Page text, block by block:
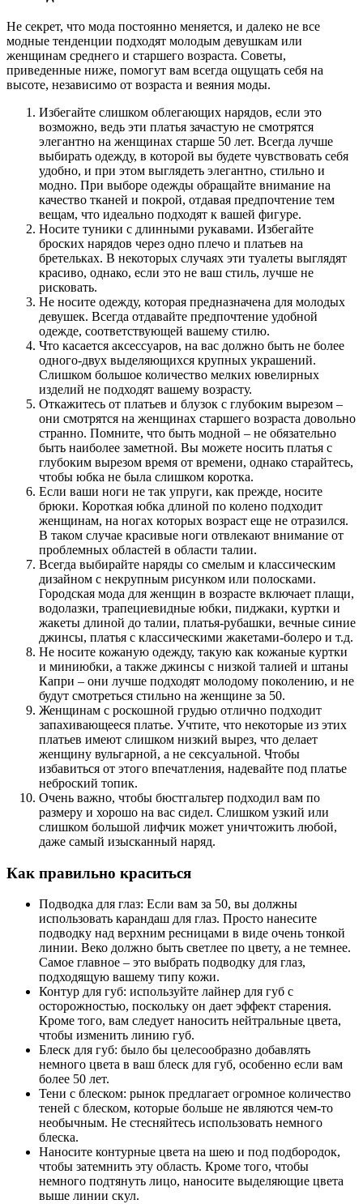
Не секрет, что мода постоянно меняется, и далеко не все
модные тенденции подходят молодым девушкам или
женщинам среднего и старшего возраста. Советы,
приведенные ниже, помогут вам всегда ощущать себя на
высоте, независимо от возраста и веяния моды.
Избегайте слишком облегающих нарядов, если это
возможно, ведь эти платья зачастую не смотрятся
элегантно на женщинах старше 50 лет. Всегда лучше
выбирать одежду, в которой вы будете чувствовать себя
удобно, и при этом выглядеть элегантно, стильно и
модно. При выборе одежды обращайте внимание на
качество тканей и покрой, отдавая предпочтение тем
вещам, что идеально подходят к вашей фигуре.
Носите туники с длинными рукавами. Избегайте
броских нарядов через одно плечо и платьев на
бретельках. В некоторых случаях эти туалеты выглядят
красиво, однако, если это не ваш стиль, лучше не
рисковать.
Не носите одежду, которая предназначена для молодых
девушек. Всегда отдавайте предпочтение удобной
одежде, соответствующей вашему стилю.
Что касается аксессуаров, на вас должно быть не более
одного-двух выделяющихся крупных украшений.
Слишком большое количество мелких ювелирных
изделий не подходят вашему возрасту.
Откажитесь от платьев и блузок с глубоким вырезом –
они смотрятся на женщинах старшего возраста довольно
странно. Помните, что быть модной – не обязательно
быть наиболее заметной. Вы можете носить платья с
глубоким вырезом время от времени, однако старайтесь,
чтобы юбка не была слишком коротка.
Если ваши ноги не так упруги, как прежде, носите
брюки. Короткая юбка длиной по колено подходит
женщинам, на ногах которых возраст еще не отразился.
В таком случае красивые ноги отвлекают внимание от
проблемных областей в области талии.
Всегда выбирайте наряды со смелым и классическим
дизайном с некрупным рисунком или полосками.
Городская мода для женщин в возрасте включает плащи,
водолазки, трапециевидные юбки, пиджаки, куртки и
жакеты длиной до талии, платья-рубашки, вечные синие
джинсы, платья с классическими жакетами-болеро и т.д.
Не носите кожаную одежду, такую как кожаные куртки
и миниюбки, а также джинсы с низкой талией и штаны
Капри – они лучше подходят молодому поколению, и не
будут смотреться стильно на женщине за 50.
Женщинам с роскошной грудью отлично подходит
запахивающееся платье. Учтите, что некоторые из этих
платьев имеют слишком низкий вырез, что делает
женщину вульгарной, а не сексуальной. Чтобы
избавиться от этого впечатления, надевайте под платье
неброский топик.
Очень важно, чтобы бюстгальтер подходил вам по
размеру и хорошо на вас сидел. Слишком узкий или
слишком большой лифчик может уничтожить любой,
даже самый изысканный наряд.
Как правильно краситься
Подводка для глаз: Если вам за 50, вы должны
использовать карандаш для глаз. Просто нанесите
подводку над верхним ресницами в виде очень тонкой
линии. Веко должно быть светлее по цвету, а не темнее.
Самое главное – это выбрать подводку для глаз,
подходящую вашему типу кожи.
Контур для губ: используйте лайнер для губ с
осторожностью, поскольку он дает эффект старения.
Кроме того, вам следует наносить нейтральные цвета,
чтобы изменить линию губ.
Блеск для губ: было бы целесообразно добавлять
немного цвета в ваш блеск для губ, особенно если вам
более 50 лет.
Тени с блеском: рынок предлагает огромное количество
теней с блеском, которые больше не являются чем-то
необычным. Не стесняйтесь использовать немного
блеска.
Наносите контурные цвета на шею и под подбородок,
чтобы затемнить эту область. Кроме того, чтобы
немного подтянуть лицо, наносите выделяющие цвета
выше линии скул.